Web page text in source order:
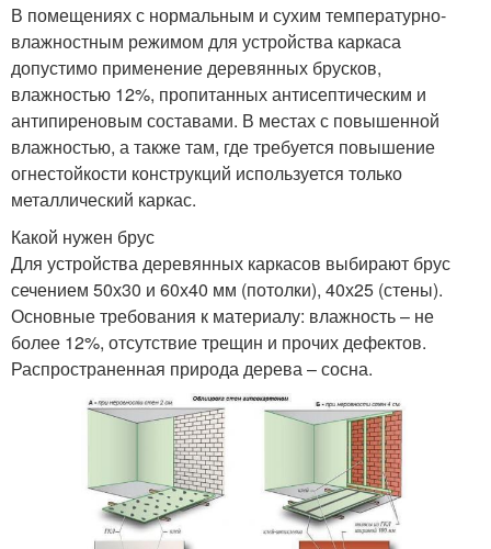
В помещениях с нормальным и сухим температурно-
влажностным режимом для устройства каркаса
допустимо применение деревянных брусков,
влажностью 12%, пропитанных антисептическим и
антипиреновым составами. В местах с повышенной
влажностью, а также там, где требуется повышение
огнестойкости конструкций используется только
металлический каркас.
Какой нужен брус
Для устройства деревянных каркасов выбирают брус
сечением 50х30 и 60х40 мм (потолки), 40х25 (стены).
Основные требования к материалу: влажность – не
более 12%, отсутствие трещин и прочих дефектов.
Распространенная природа дерева – сосна.